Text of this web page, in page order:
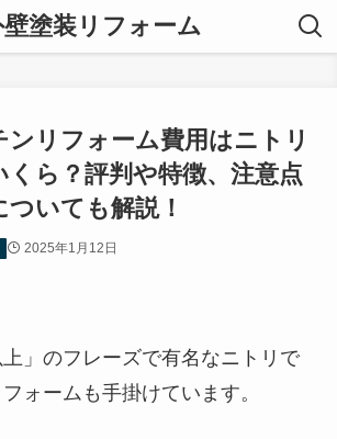
塗装リフォーム
ンリフォーム費用はニトリ
くら？評判や特徴、注意点
ついても解説！
2025年1月12日
上」のフレーズで有名なニトリで
ォームも手掛けています。